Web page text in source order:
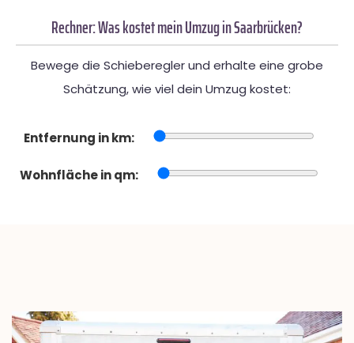
Rechner: Was kostet mein Umzug in Saarbrücken?
Bewege die Schieberegler und erhalte eine grobe
Schätzung, wie viel dein Umzug kostet:
Entfernung in km:
Wohnfläche in qm: